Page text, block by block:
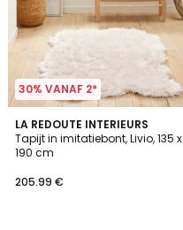
30% VANAF 2*
LA REDOUTE INTERIEURS
Tapijt in imitatiebont, Livio, 135 x
190 cm
205.99 €
4.2
/ 5